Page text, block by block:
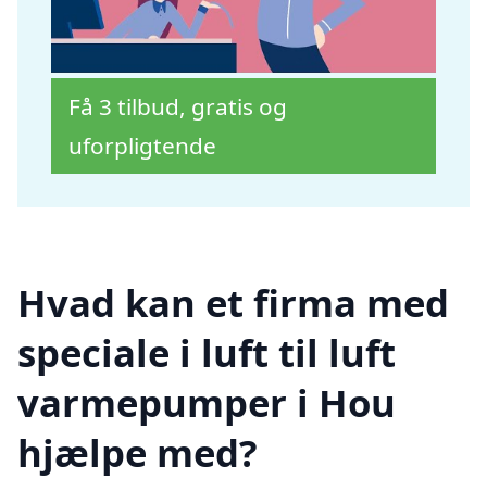
Få 3 tilbud, gratis og
uforpligtende
Hvad kan et firma med
speciale i luft til luft
varmepumper i Hou
hjælpe med?